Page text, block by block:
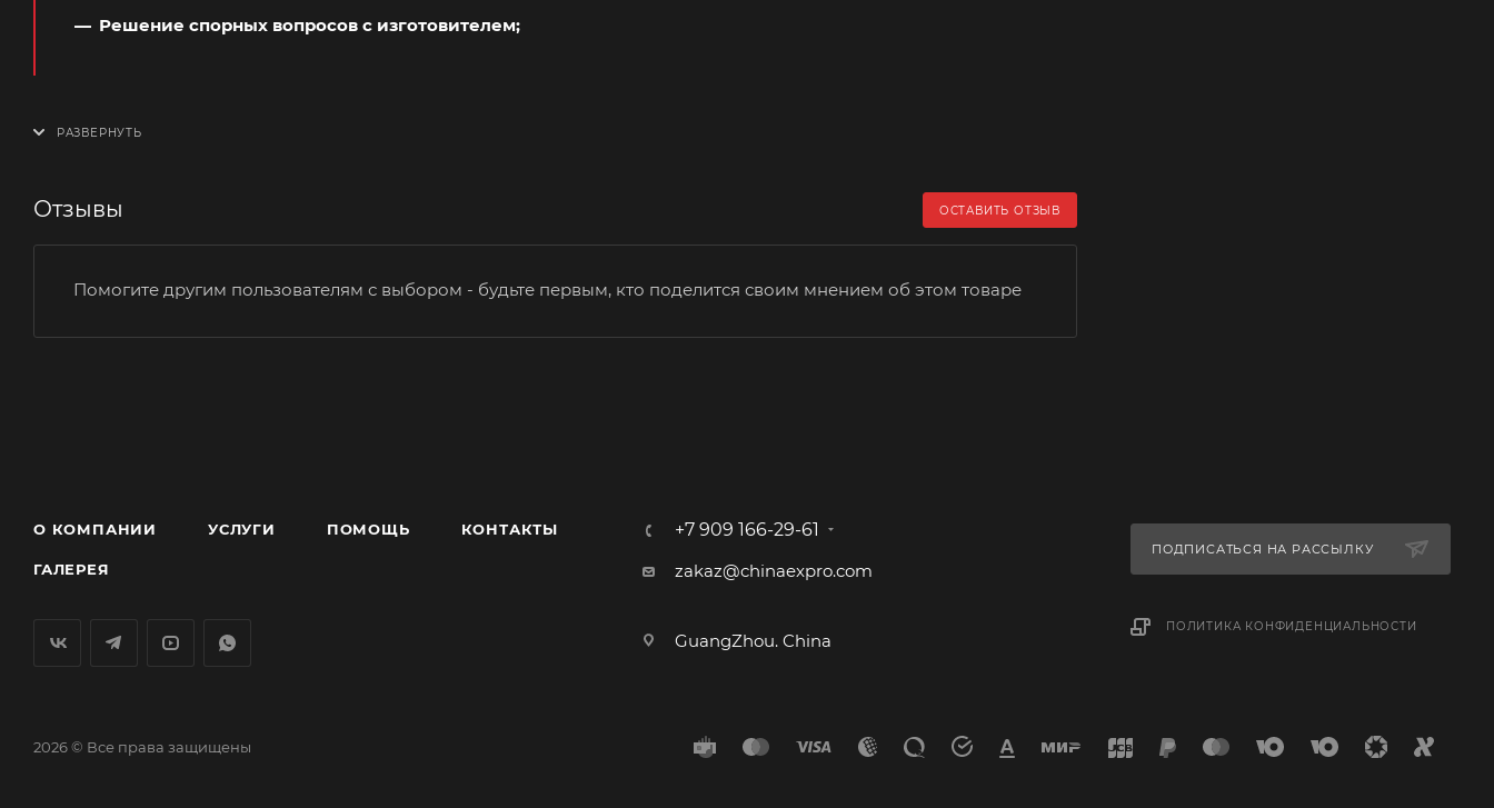
Решение спорных вопросов с изготовителем;
Отзывы ОСТАВИТЬ ОТЗЫВ
Помогите другим пользователям с выбором - будьте первым, кто поделится своим мнением об этом товаре
О КОМПАНИИ УСЛУГИ ПОМОЩЬ КОНТАКТЫ
ГАЛЕРЕЯ
+7 909 166-29-61
zakaz@chinaexpro.com
GuangZhou. China
ПОДПИСАТЬСЯ НА РАССЫЛКУ
ПОЛИТИКА КОНФИДЕНЦИАЛЬНОСТИ
2026 © Все права защищены